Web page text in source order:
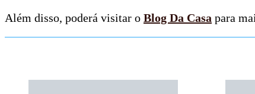
Além disso, poderá visitar o Blog Da Casa para